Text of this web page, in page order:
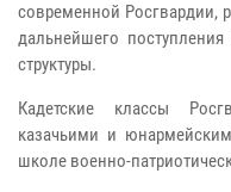
современной Росгвардии,
дальнейшего
структуры.
Кадетские классы
казачьими и
школе военно-